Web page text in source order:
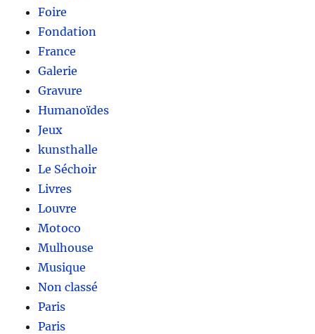
Foire
Fondation
France
Galerie
Gravure
Humanoïdes
Jeux
kunsthalle
Le Séchoir
Livres
Louvre
Motoco
Mulhouse
Musique
Non classé
Paris
Paris